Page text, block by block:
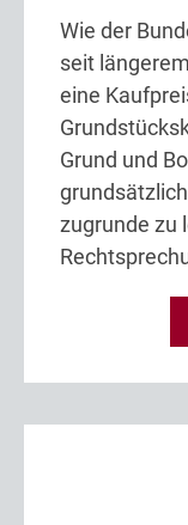
Wie der
seit
eine
Grund und
zugrunde zu